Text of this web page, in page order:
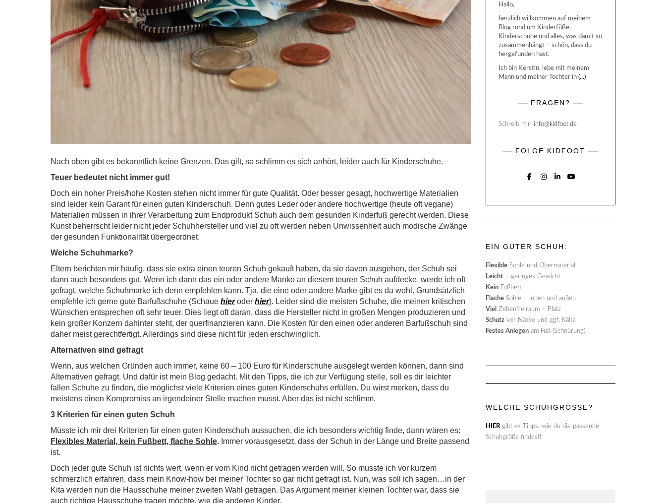
Nach oben gibt es bekanntlich keine Grenzen. Das gilt, so schlimm es sich anhört, leider auch für Kinderschuhe.
Teuer bedeutet nicht immer gut!
Doch ein hoher Preis/hohe Kosten stehen nicht immer für gute Qualität. Oder besser gesagt, hochwertige Materialien
sind leider kein Garant für einen guten Kinderschuh. Denn gutes Leder oder andere hochwertige (heute oft vegane)
Materialien müssen in ihrer Verarbeitung zum Endprodukt Schuh auch dem gesunden Kinderfuß gerecht werden. Diese
Kunst beherrscht leider nicht jeder Schuhhersteller und viel zu oft werden neben Unwissenheit auch modische Zwänge
der gesunden Funktionalität übergeordnet.
Welche Schuhmarke?
Eltern berichten mir häufig, dass sie extra einen teuren Schuh gekauft haben, da sie davon ausgehen, der Schuh sei
dann auch besonders gut. Wenn ich dann das ein oder andere Manko an diesem teuren Schuh aufdecke, werde ich oft
gefragt, welche Schuhmarke ich denn empfehlen kann. Tja, die eine oder andere Marke gibt es da wohl. Grundsätzlich
empfehle ich gerne gute Barfußschuhe (Schaue hier oder hier). Leider sind die meisten Schuhe, die meinen kritischen
Wünschen entsprechen oft sehr teuer. Dies liegt oft daran, dass die Hersteller nicht in großen Mengen produzieren und
kein großer Konzern dahinter steht, der querfinanzieren kann. Die Kosten für den einen oder anderen Barfußschuh sind
daher meist gerechtfertigt. Allerdings sind diese nicht für jeden erschwinglich.
Alternativen sind gefragt
Wenn, aus welchen Gründen auch immer, keine 60 – 100 Euro für Kinderschuhe ausgelegt werden können, dann sind
Alternativen gefragt. Und dafür ist mein Blog gedacht. Mit den Tipps, die ich zur Verfügung stelle, soll es dir leichter
fallen Schuhe zu finden, die möglichst viele Kriterien eines guten Kinderschuhs erfüllen. Du wirst merken, dass du
meistens einen Kompromiss an irgendeiner Stelle machen musst. Aber das ist nicht schlimm.
3 Kriterien für einen guten Schuh
Müsste ich mir drei Kriterien für einen guten Kinderschuh aussuchen, die ich besonders wichtig finde, dann wären es:
Flexibles Material, kein Fußbett, flache Sohle. Immer vorausgesetzt, dass der Schuh in der Länge und Breite passend
ist.
Doch jeder gute Schuh ist nichts wert, wenn er vom Kind nicht getragen werden will. So musste ich vor kurzem
schmerzlich erfahren, dass mein Know-how bei meiner Tochter so gar nicht gefragt ist. Nun, was soll ich sagen…in der
Kita werden nun die Hausschuhe meiner zweiten Wahl getragen. Das Argument meiner kleinen Tochter war, dass sie
auch richtige Hausschuhe tragen möchte, wie die anderen Kinder.
Hallo,
herzlich willkommen auf meinem
Blog rund um Kinderfüße,
Kinderschuhe und alles, was damit so
zusammenhängt – schön, dass du
hergefunden hast.
Ich bin Kerstin, lebe mit meinem
Mann und meiner Tochter in (...)
FRAGEN?
Schreib mir: info@kidfoot.de
FOLGE KIDFOOT
EIN GUTER SCHUH:
FlexibleSohle und Obermaterial
Leicht– geringes Gewicht
KeinFußbett
FlacheSohle – innen und außen
Viel Zehenfreiraum – Platz
Schutzvor Nässe und ggf. Kälte
Festes Anlegenam Fuß (Schnürung)
WELCHE SCHUHGRÖSSE?
HIERgibt es Tipps, wie du die passende
Schuhgröße findest!